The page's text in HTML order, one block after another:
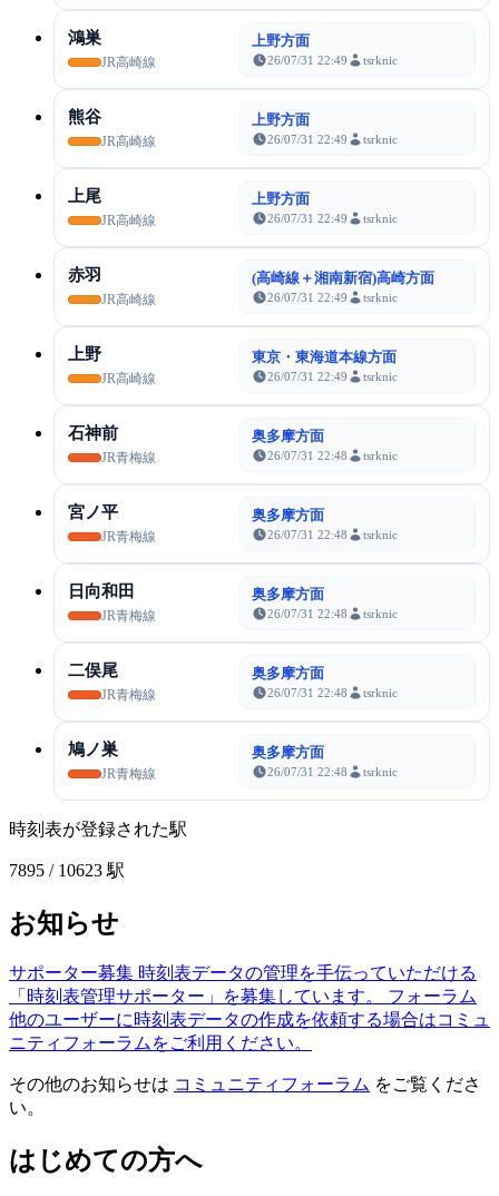
鴻巣
JR高崎線
上野方面
26/07/31 22:49 tsrknic
熊谷
JR高崎線
上野方面
26/07/31 22:49 tsrknic
上尾
JR高崎線
上野方面
26/07/31 22:49 tsrknic
赤羽
JR高崎線
(高崎線＋湘南新宿)高崎方面
26/07/31 22:49 tsrknic
上野
JR高崎線
東京・東海道本線方面
26/07/31 22:49 tsrknic
石神前
JR青梅線
奥多摩方面
26/07/31 22:48 tsrknic
宮ノ平
JR青梅線
奥多摩方面
26/07/31 22:48 tsrknic
日向和田
JR青梅線
奥多摩方面
26/07/31 22:48 tsrknic
二俣尾
JR青梅線
奥多摩方面
26/07/31 22:48 tsrknic
鳩ノ巣
JR青梅線
奥多摩方面
26/07/31 22:48 tsrknic
時刻表が登録された駅
7895 / 10623 駅
お知らせ
サポーター募集 時刻表データの管理を手伝っていただける
「時刻表管理サポーター」を募集しています。
フォーラム
他のユーザーに時刻表データの作成を依頼する場合はコミュ
ニティフォーラムをご利用ください。
その他のお知らせは コミュニティフォーラム をご覧くださ
い。
はじめての方へ